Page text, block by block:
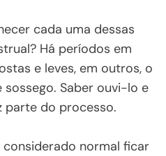
cada uma dessas
Há períodos em
e leves, em outros, o
Saber ouvi-lo e
do processo.
considerado normal ficar